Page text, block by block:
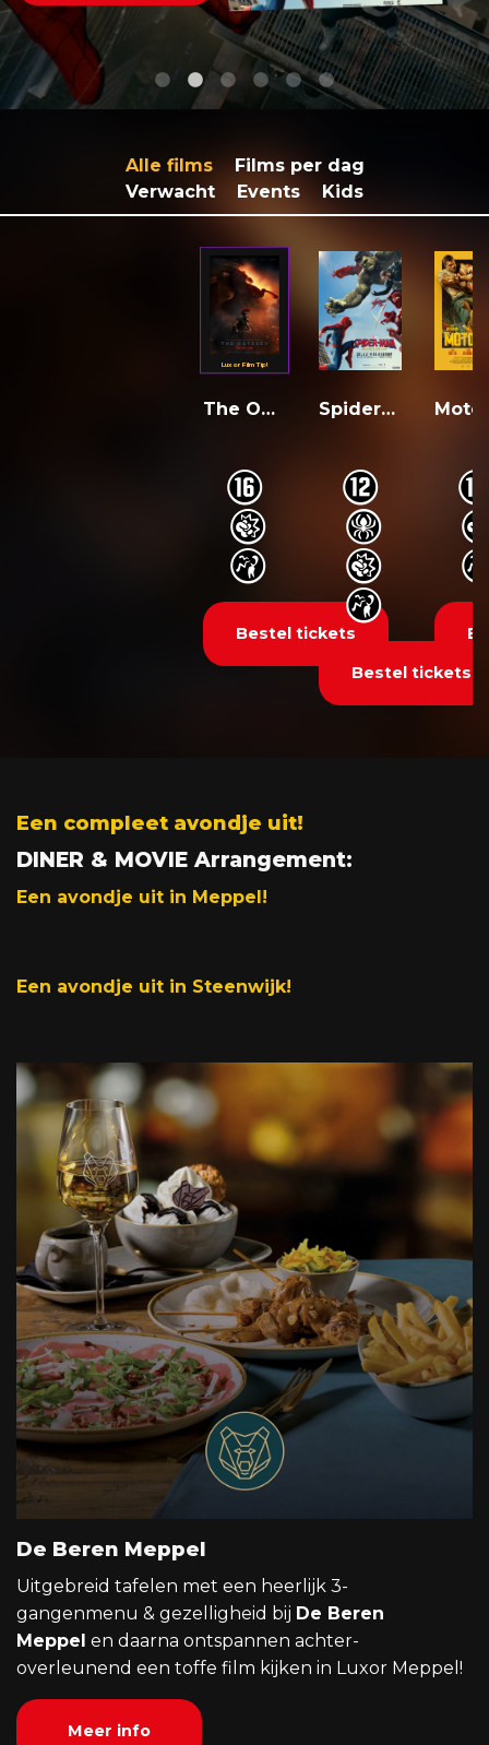
Alle films
Films per dag
Verwacht
Events Kids
Luxor Film Tip!
The Odyssey
o
o
o
Bestel tickets
Spider-Man: Brand New Day
o
o
o
o
Bestel tickets
Een compleet avondje uit!
DINER & MOVIE Arrangement:
Een avondje uit in Meppel!
Een avondje uit in Steenwijk!
De Beren Meppel
Uitgebreid tafelen met een heerlijk 3-
gangenmenu & gezelligheid bij De Beren
Meppel en daarna ontspannen achter-
overleunend een toffe film kijken in Luxor Meppel!
Meer info